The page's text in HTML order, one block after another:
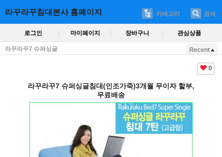
라꾸라꾸침대본사 홈페이지 카테고리 검색
로그인 마이페이지 장바구니 관심상품
라꾸라꾸7 슈퍼싱글 Recent
0
라꾸라꾸7 슈퍼싱글침대(인조가죽)3개월 무이자 할부,
무료배송